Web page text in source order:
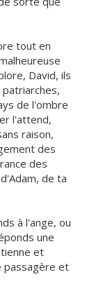
tout en
David, ils
de l'ombre
l'attend,
raison,
des
des
de ta
à l'ange, ou
une
et
passagère et